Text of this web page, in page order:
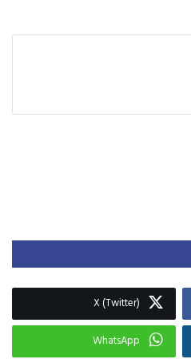
X (Twitter)
WhatsApp